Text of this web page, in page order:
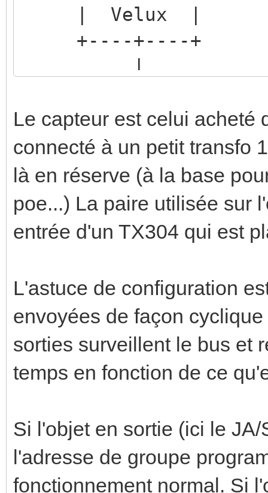
| Velux |
+----+----+
| ABB
+----+ JA/
+ + +
| | |
P l
v v v v
Alim 12V
+--------->|
Le capteur est celui acheté
connecté à un petit transfo
là en réserve (à la base
poe...) La paire utilisée sur
entrée d'un TX304 qui est
L'astuce de configuration
envoyées de façon
sorties surveillent le bus et
temps en fonction de ce
Si l'objet en sortie (ici le
l'adresse de groupe
fonctionnement normal. Si